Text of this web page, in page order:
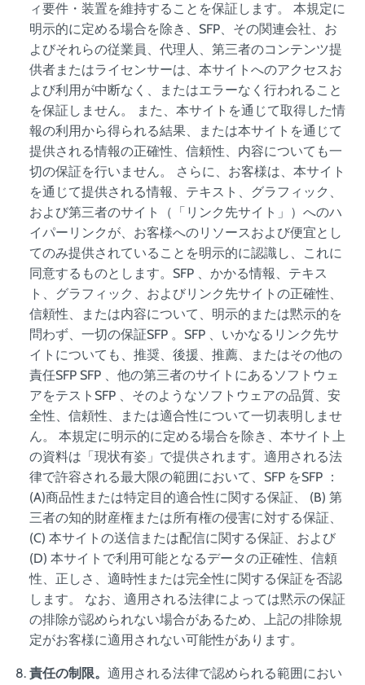
ィ要件・装置を維持することを保証します。 本規定に
明示的に定める場合を除き、SFP、その関連会社、お
よびそれらの従業員、代理人、第三者のコンテンツ提
供者またはライセンサーは、本サイトへのアクセスお
よび利用が中断なく、またはエラーなく行われること
を保証しません。 また、本サイトを通じて取得した情
報の利用から得られる結果、または本サイトを通じて
提供される情報の正確性、信頼性、内容についても一
切の保証を行いません。 さらに、お客様は、本サイト
を通じて提供される情報、テキスト、グラフィック、
および第三者のサイト（「リンク先サイト」）へのハ
イパーリンクが、お客様へのリソースおよび便宜とし
てのみ提供されていることを明示的に認識し、これに
同意するものとします。SFP 、かかる情報、テキス
ト、グラフィック、およびリンク先サイトの正確性、
信頼性、または内容について、明示的または黙示的を
問わず、一切の保証SFP 。SFP 、いかなるリンク先サ
イトについても、推奨、後援、推薦、またはその他の
責任SFP SFP 、他の第三者のサイトにあるソフトウェ
アをテストSFP 、そのようなソフトウェアの品質、安
全性、信頼性、または適合性について一切表明しませ
ん。 本規定に明示的に定める場合を除き、本サイト上
の資料は「現状有姿」で提供されます。適用される法
律で許容される最大限の範囲において、SFP をSFP ：
(A)商品性または特定目的適合性に関する保証、 (B) 第
三者の知的財産権または所有権の侵害に対する保証、
(C) 本サイトの送信または配信に関する保証、および
(D) 本サイトで利用可能となるデータの正確性、信頼
性、正しさ、適時性または完全性に関する保証を否認
します。 なお、適用される法律によっては黙示の保証
の排除が認められない場合があるため、上記の排除規
定がお客様に適用されない可能性があります。
責任の制限。 適用される法律で認められる範囲におい